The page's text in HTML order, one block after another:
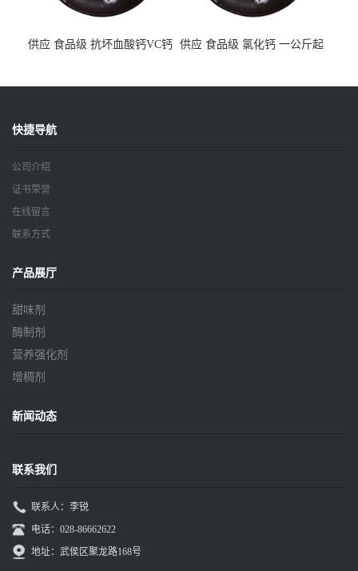
供应 食品级 抗坏血酸钙VC钙 供应 食品级 氯化钙 一公斤起
快捷导航
公司介绍
证书荣誉
在线留言
联系方式
产品展厅
甜味剂
酶制剂
营养强化剂
增稠剂
新闻动态
联系我们
联系人：李锐
电话：028-86662622
地址：武侯区聚龙路168号